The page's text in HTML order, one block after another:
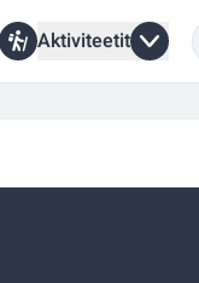
Aktiviteetit